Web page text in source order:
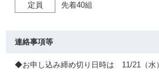
定員 先着40組
連絡事項等
◆お申し込み締め切り日時は 11/21（水